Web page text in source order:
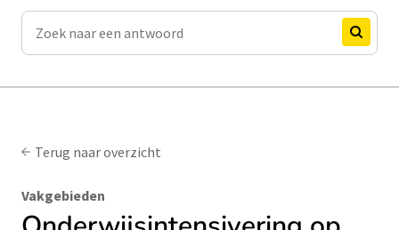
Zoeken
Zoeken
Terug naar overzicht
Vakgebieden